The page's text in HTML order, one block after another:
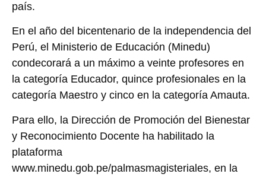
país.
En el año del bicentenario de la independencia del
Perú, el Ministerio de Educación (Minedu)
condecorará a un máximo a veinte profesores en
la categoría Educador, quince profesionales en la
categoría Maestro y cinco en la categoría Amauta.
Para ello, la Dirección de Promoción del Bienestar
y Reconocimiento Docente ha habilitado la
plataforma
www.minedu.gob.pe/palmasmagisteriales, en la